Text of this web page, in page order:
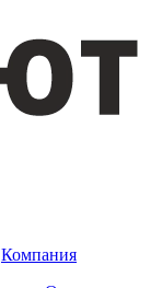
Компания